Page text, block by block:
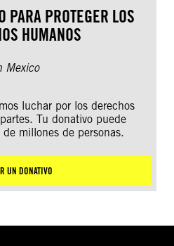
PARA PROTEGER LOS
HUMANOS
luchar por los derechos
Tu donativo puede
millones de personas.
UN DONATIVO